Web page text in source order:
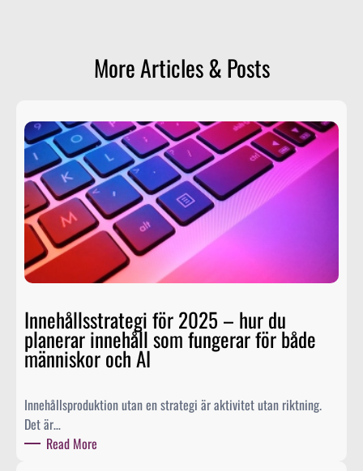
More Articles & Posts
Innehållsstrategi för 2025 – hur du
planerar innehåll som fungerar för både
människor och AI
Innehållsproduktion utan en strategi är aktivitet utan riktning.
Det är…
Read More